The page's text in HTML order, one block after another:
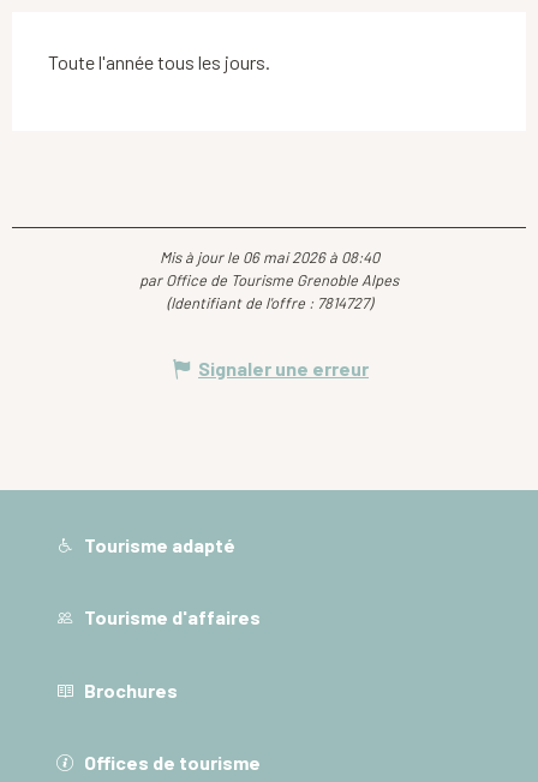
Toute l'année tous les jours.
Mis à jour le 06 mai 2026 à 08:40
par Office de Tourisme Grenoble Alpes
(Identifiant de l'offre : 7814727)
Signaler une erreur
Tourisme adapté
Tourisme d'affaires
Brochures
Offices de tourisme